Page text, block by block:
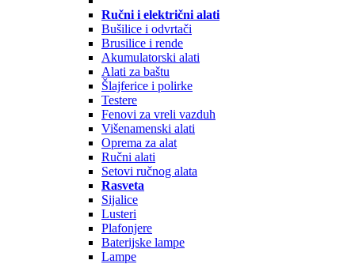
Ručni i električni alati
Bušilice i odvrtači
Brusilice i rende
Akumulatorski alati
Alati za baštu
Šlajferice i polirke
Testere
Fenovi za vreli vazduh
Višenamenski alati
Oprema za alat
Ručni alati
Setovi ručnog alata
Rasveta
Sijalice
Lusteri
Plafonjere
Baterijske lampe
Lampe